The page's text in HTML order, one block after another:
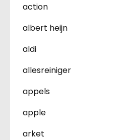
action
albert heijn
aldi
allesreiniger
appels
apple
arket